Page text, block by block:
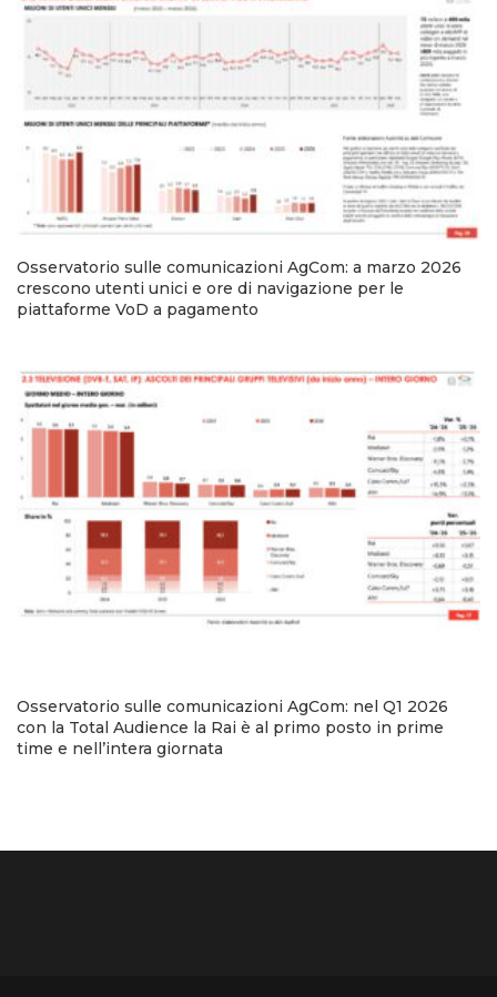
Osservatorio sulle comunicazioni AgCom: a marzo 2026
crescono utenti unici e ore di navigazione per le
piattaforme VoD a pagamento
Osservatorio sulle comunicazioni AgCom: nel Q1 2026
con la Total Audience la Rai è al primo posto in prime
time e nell’intera giornata